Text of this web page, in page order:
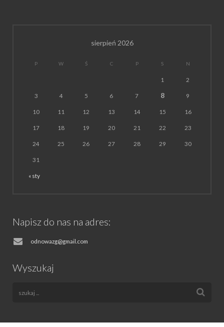
sierpień 2026
P W Ś C P S N
« sty
1 2
3 4 5 6 7 8 9
10 11 12 13 14 15 16
17 18 19 20 21 22 23
24 25 26 27 28 29 30
31
Napisz do nas na adres:
odnowazg@gmail.com
Wyszukaj